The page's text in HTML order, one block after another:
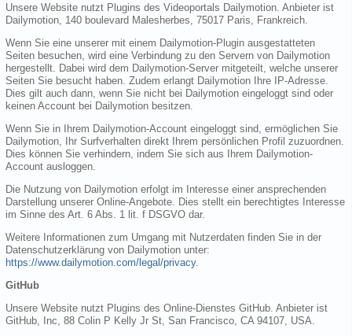
Unsere Website nutzt Plugins des Videoportals Dailymotion. Anbieter ist
Dailymotion, 140 boulevard Malesherbes, 75017 Paris, Frankreich.
Wenn Sie eine unserer mit einem Dailymotion-Plugin ausgestatteten
Seiten besuchen, wird eine Verbindung zu den Servern von Dailymotion
hergestellt. Dabei wird dem Dailymotion-Server mitgeteilt, welche unserer
Seiten Sie besucht haben. Zudem erlangt Dailymotion Ihre IP-Adresse.
Dies gilt auch dann, wenn Sie nicht bei Dailymotion eingeloggt sind oder
keinen Account bei Dailymotion besitzen.
Wenn Sie in Ihrem Dailymotion-Account eingeloggt sind, ermöglichen Sie
Dailymotion, Ihr Surfverhalten direkt Ihrem persönlichen Profil zuzuordnen.
Dies können Sie verhindern, indem Sie sich aus Ihrem Dailymotion-
Account ausloggen.
Die Nutzung von Dailymotion erfolgt im Interesse einer ansprechenden
Darstellung unserer Online-Angebote. Dies stellt ein berechtigtes Interesse
im Sinne des Art. 6 Abs. 1 lit. f DSGVO dar.
Weitere Informationen zum Umgang mit Nutzerdaten finden Sie in der
Datenschutzerklärung von Dailymotion unter:
https://www.dailymotion.com/legal/privacy.
GitHub
Unsere Website nutzt Plugins des Online-Dienstes GitHub. Anbieter ist
GitHub, Inc, 88 Colin P Kelly Jr St, San Francisco, CA 94107, USA.